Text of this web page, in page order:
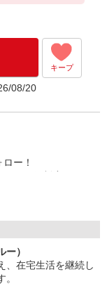
キープ
08/20
ー！
ら資格取得が可能
充実
仕事の両立を応援◎
談など、各相談窓
）
、在宅生活を継続し